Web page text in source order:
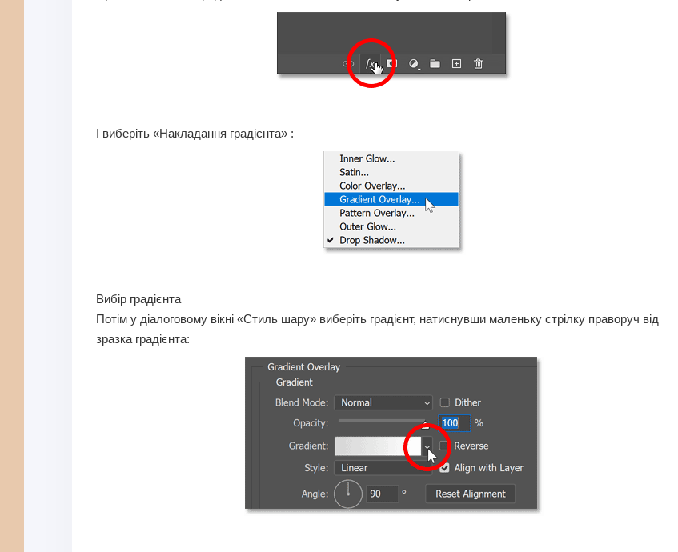
І виберіть «Накладання градієнта» :
Вибір градієнта
Потім у діалоговому вікні «Стиль шару» виберіть градієнт, натиснувши маленьку стрілку праворуч від
зразка градієнта: